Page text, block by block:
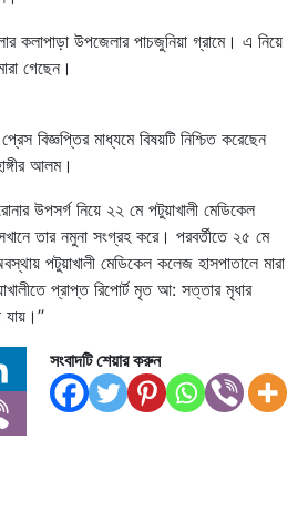
কলাপাড়া উপজেলার পাচজুনিয়া গ্রামে। এ নিয়ে
গেছেন।
বিজ্ঞপ্তির মাধ্যমে বিষয়টি নিশ্চিত করেছেন
আলম।
উপসর্গ নিয়ে ২২ মে পটুয়াখালী মেডিকেল
তার নমুনা সংগ্রহ করে। পরবর্তীতে ২৫ মে
পটুয়াখালী মেডিকেল কলেজ হাসপাতালে মারা
প্রাপ্ত রিপোর্ট মৃত আ: সত্তার মৃধার
সংবাদটি শেয়ার করুন